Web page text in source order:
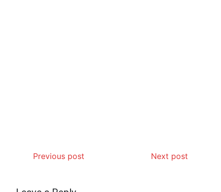
Previous post Next post